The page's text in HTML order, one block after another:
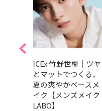
ICEx 竹野世梛｜ツヤ
とマットでつくる、
夏の爽やかベースメ
イク【メンズメイク
LABO】